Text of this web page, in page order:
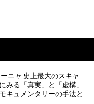
ーニャ 史上最大のスキャ
みる「真実」と「虚構」
キュメンタリーの手法と